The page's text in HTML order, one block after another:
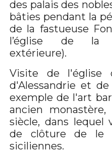
des palais des
bâties pendant la
de la fastueuse
l’église de la
extérieure).
Visite de l'église
d'Alessandrie et
exemple de l'art
ancien
siècle, dans lequel
de clôture de le
siciliennes.